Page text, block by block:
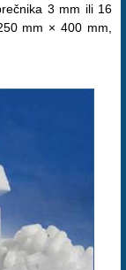
3 mm ili 16
mm × 400 mm,